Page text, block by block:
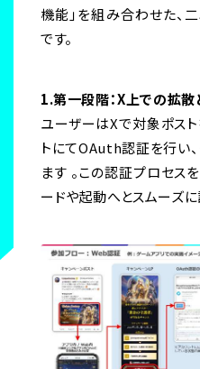
機能」を組み合わせた、
です。
1.第一段階：X上での拡散
ユーザーはXで対象ポスト
トにてOAuth認証を行い
ます 。この認証プロセス
ードや起動へとスムーズに